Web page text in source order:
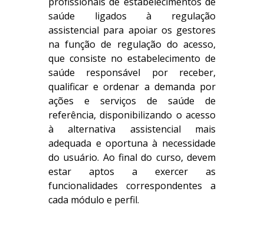
saúde ligados à regulação
assistencial para apoiar os gestores
na função de regulação do acesso,
que consiste no estabelecimento de
saúde responsável por receber,
qualificar e ordenar a demanda por
ações e serviços de saúde de
referência, disponibilizando o acesso
à alternativa assistencial mais
adequada e oportuna à necessidade
do usuário. Ao final do curso, devem
estar aptos a exercer as
funcionalidades correspondentes a
cada módulo e perfil.